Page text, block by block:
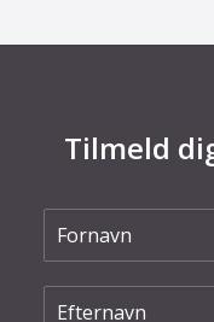
Tilmeld